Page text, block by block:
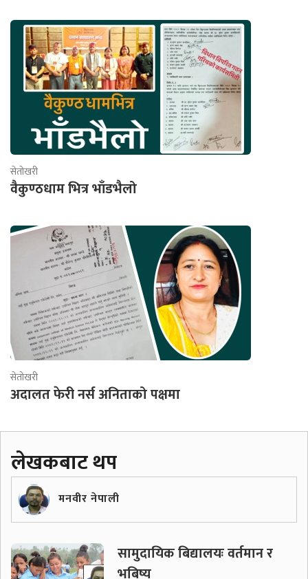
सेतोखरी
वैकुण्ठधाम भित्र भाँडभैलो
सेतोखरी
अदालत फेरी नर्स अनिताको पक्षमा
लेखकबाट थप
मनवीर नेपाली
सामुदायिक बिद्यालयः वर्तमान र
भबिष्य